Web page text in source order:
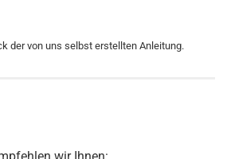
der von uns selbst erstellten Anleitung.